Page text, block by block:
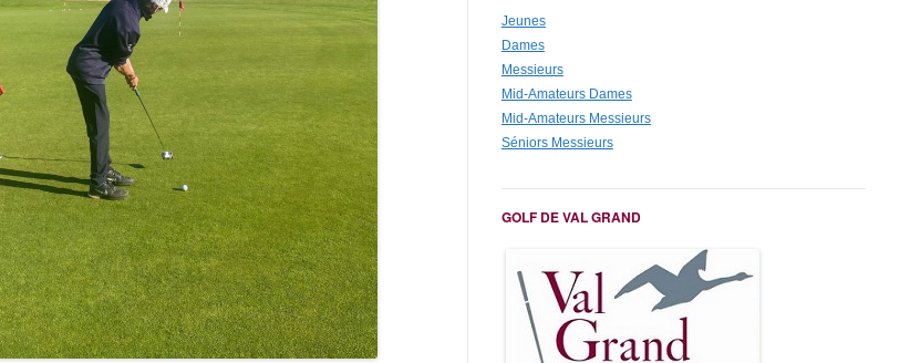
Jeunes
Dames
Messieurs
Mid-Amateurs Dames
Mid-Amateurs Messieurs
Séniors Messieurs
GOLF DE VAL GRAND